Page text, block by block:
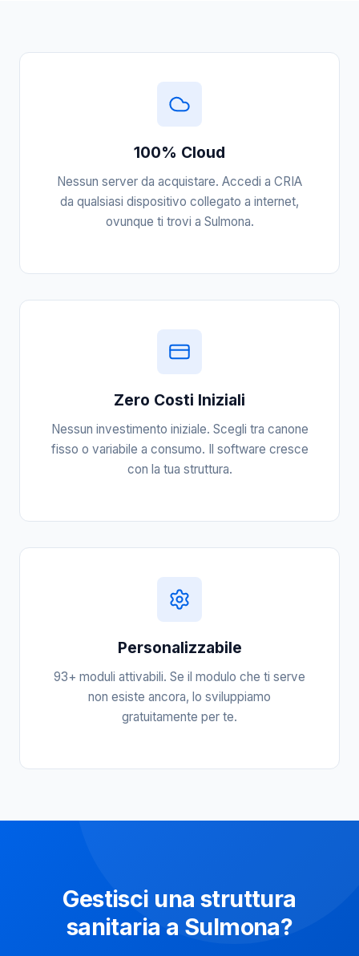
100% Cloud
Nessun server da acquistare. Accedi a CRIA
da qualsiasi dispositivo collegato a internet,
ovunque ti trovi a Sulmona.
Zero Costi Iniziali
Nessun investimento iniziale. Scegli tra canone
fisso o variabile a consumo. Il software cresce
con la tua struttura.
Personalizzabile
93+ moduli attivabili. Se il modulo che ti serve
non esiste ancora, lo sviluppiamo
gratuitamente per te.
Gestisci una struttura
sanitaria a Sulmona?